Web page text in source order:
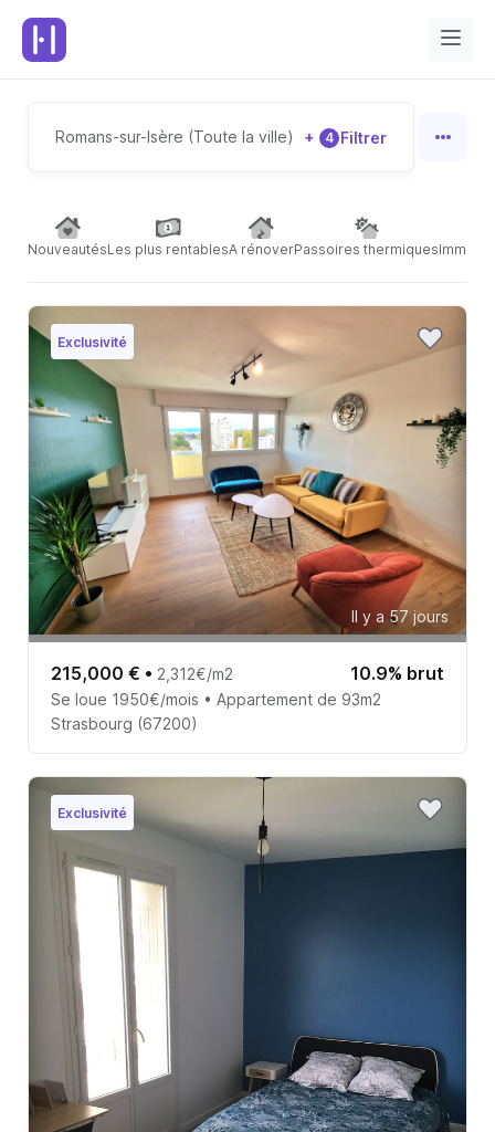
Romans-sur-Isère (Toute la ville) + 4 Filtrer
NouveautésLes plus rentablesA rénoverPassoires thermiques
Exclusivité
Il y a 57 jours
215,000 € • 2,312€/m2 10.9% brut
Se loue 1950€/mois • Appartement de 93m2
Strasbourg (67200)
Exclusivité